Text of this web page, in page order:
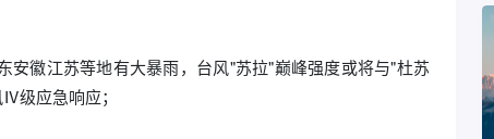
安徽江苏等地有大暴雨，台风"苏拉"巅峰强度或将与"杜苏
级应急响应；